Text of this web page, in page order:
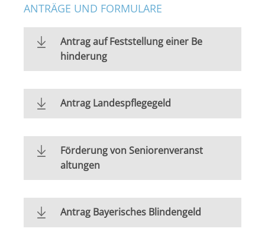
ANTRÄGE UND FORMULARE
Antrag auf Feststellung einer Be
hinderung
Antrag Landespflegegeld
Förderung von Seniorenveranst
altungen
Antrag Bayerisches Blindengeld